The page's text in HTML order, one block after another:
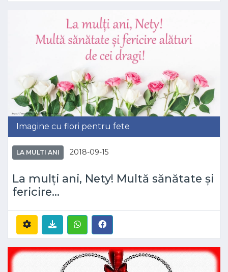
Imagine cu flori pentru fete
LA MULTI ANI 2018-09-15
La mulți ani, Nety! Multă sănătate și
fericire...